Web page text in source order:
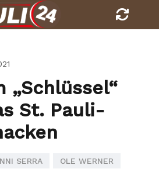
„Schlüssel“
St. Pauli-
SERRA OLE WERNER